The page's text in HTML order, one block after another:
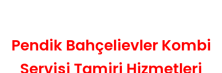
Pendik Bahçelievler Kombi
Servisi Tamiri Hizmetleri